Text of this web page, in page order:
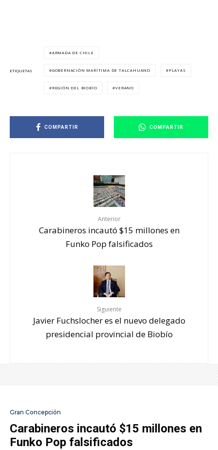
ETIQUETAS
ARMADA DE CHILE
GOBERNACIÓN MARÍTIMA DE TALCAHUANO PLAYAS
REGIÓN DEL BIOBÍO VERANO
COMPARTIR COMPARTIR
Anterior
Carabineros incautó $15 millones en
Funko Pop falsificados
Siguiente
Javier Fuchslocher es el nuevo delegado
presidencial provincial de Biobío
Gran Concepción
Carabineros incautó $15 millones en
Funko Pop falsificados